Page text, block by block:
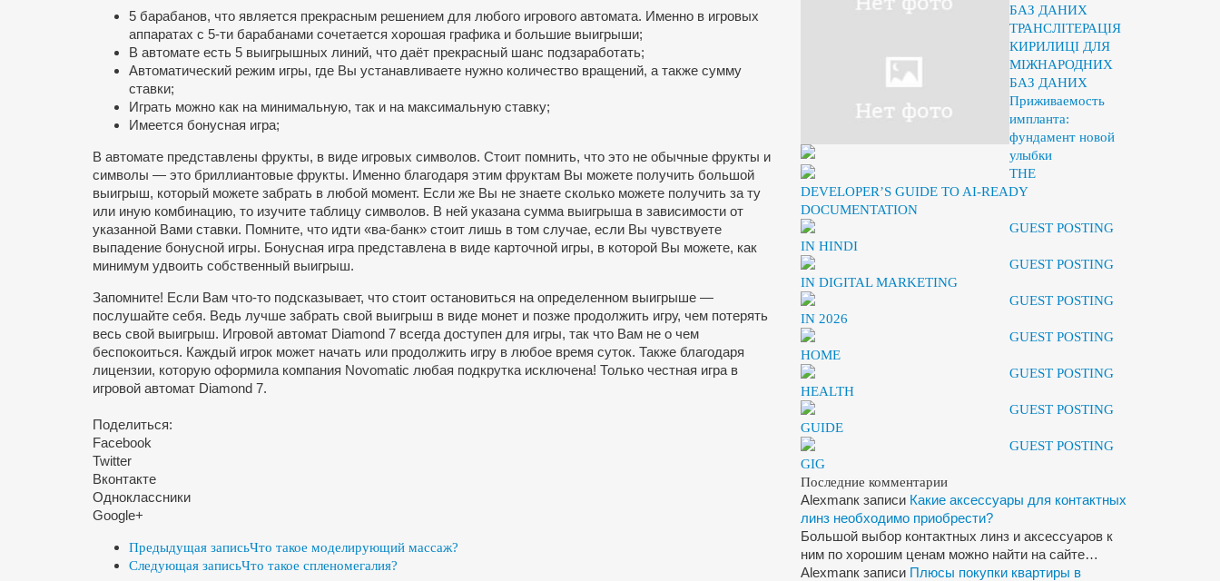
5 барабанов, что является прекрасным решением для любого игрового автомата. Именно в игровых
аппаратах с 5-ти барабанами сочетается хорошая графика и большие выигрыши;
В автомате есть 5 выигрышных линий, что даёт прекрасный шанс подзаработать;
Автоматический режим игры, где Вы устанавливаете нужно количество вращений, а также сумму
ставки;
Играть можно как на минимальную, так и на максимальную ставку;
Имеется бонусная игра;
В автомате представлены фрукты, в виде игровых символов. Стоит помнить, что это не обычные фрукты и
символы — это бриллиантовые фрукты. Именно благодаря этим фруктам Вы можете получить большой
выигрыш, который можете забрать в любой момент. Если же Вы не знаете сколько можете получить за ту
или иную комбинацию, то изучите таблицу символов. В ней указана сумма выигрыша в зависимости от
указанной Вами ставки. Помните, что идти «ва-банк» стоит лишь в том случае, если Вы чувствуете
выпадение бонусной игры. Бонусная игра представлена в виде карточной игры, в которой Вы можете, как
минимум удвоить собственный выигрыш.
Запомните! Если Вам что-то подсказывает, что стоит остановиться на определенном выигрыше —
послушайте себя. Ведь лучше забрать свой выигрыш в виде монет и позже продолжить игру, чем потерять
весь свой выигрыш. Игровой автомат Diamond 7 всегда доступен для игры, так что Вам не о чем
беспокоиться. Каждый игрок может начать или продолжить игру в любое время суток. Также благодаря
лицензии, которую оформила компания Novomatic любая подкрутка исключена! Только честная игра в
игровой автомат Diamond 7.
Поделиться:
Facebook
Twitter
Вконтакте
Одноклассники
Google+
Предыдущая записьЧто такое моделирующий массаж?
Следующая записьЧто такое спленомегалия?
БАЗ ДАНИХ
ТРАНСЛІТЕРАЦІЯ
КИРИЛИЦІ ДЛЯ
МІЖНАРОДНИХ
БАЗ ДАНИХ
Приживаемость
импланта:
фундамент новой
улыбки
THE
DEVELOPER’S GUIDE TO AI-READY
DOCUMENTATION
GUEST POSTING
IN HINDI
GUEST POSTING
IN DIGITAL MARKETING
GUEST POSTING
IN 2026
GUEST POSTING
HOME
GUEST POSTING
HEALTH
GUEST POSTING
GUIDE
GUEST POSTING
GIG
Последние комментарии
Alexmanк записи Какие аксессуары для контактных
линз необходимо приобрести?
Большой выбор контактных линз и аксессуаров к
ним по хорошим ценам можно найти на сайте…
Alexmanк записи Плюсы покупки квартиры в